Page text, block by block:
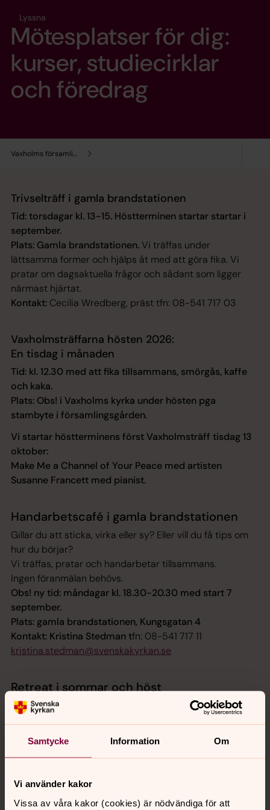
Samtycke Information Om
Vi använder kakor
Vissa av våra kakor (cookies) är nödvändiga för att
Vaxholms församling
Lyssna
Mötesplatser för dig:
kurser, studiecirklar
och föredrag
Trivselträff i gamla brandstationen
Tid: torsdagar kl. 13-15. Höstterminen startar startar i
september.
Plats: Gamla brandstationen. Vi träffas under
lättsamma former och hjälps åt med att göra fika. Vi
pratar om dagsaktuella frågor och sådant som ligger
närmast hjärtat.
Kontakt: Cecilia Wredberg, präst tfn: 08-541 717 03
Vaxholmsträffarna hösten 2026:
En tisdag i månaden
Tid: kl. 12.30 med att fika tillsammans, smörgås, kaffe
och kaka.
Plats: Obs! i Vaxholms kyrka under hösten pga
stambyte i församlingsgården.
Vi startar höstterminens först Vaxholmsträff tisdag 13
oktober:
Make Me a Channel of Your Peace med artisten
Susanne Francett med pianist.
Handarbetscafé i gamla brandstationen
Gillar du att sticka, virka eller sy? Eller vill du få tips om
hur du börjar?
Vi träffas, pratar och handarbetar tillsammans.
Ingen föranmälan behövs.
Obs! ny tid: måndagar kl. 18.30-20.30 med start 7
september.
Plats: gamla brandstationen, Kungsgatan 4
Kontakt: Kristina Stedman tfn: 08-541 717 11
kristina.stedman@svenskakyrkan.se
Retreat i sommar och höst
Tisdagar för kropp och själ
ochPilgrimsretreat